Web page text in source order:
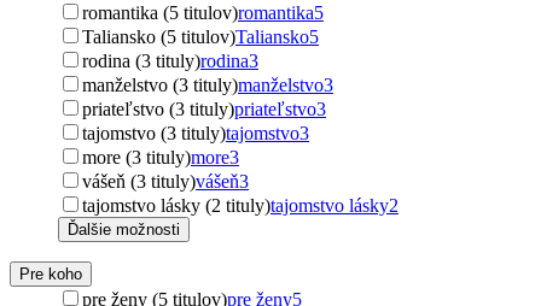
romantika (5 titulov)romantika5
Taliansko (5 titulov)Taliansko5
rodina (3 tituly)rodina3
manželstvo (3 tituly)manželstvo3
priateľstvo (3 tituly)priateľstvo3
tajomstvo (3 tituly)tajomstvo3
more (3 tituly)more3
vášeň (3 tituly)vášeň3
tajomstvo lásky (2 tituly)tajomstvo lásky2
Ďalšie možnosti
Pre koho
pre ženy (5 titulov)pre ženy5